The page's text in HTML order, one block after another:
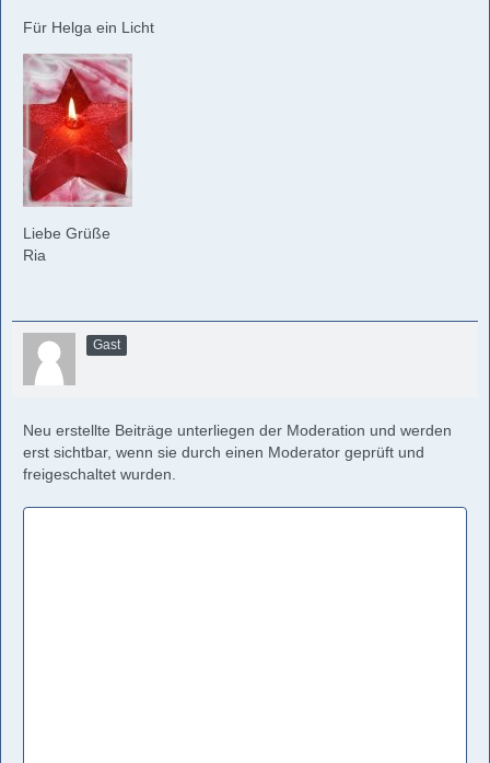
Für Helga ein Licht
Liebe Grüße
Ria
Gast
Neu erstellte Beiträge unterliegen der Moderation und werden
erst sichtbar, wenn sie durch einen Moderator geprüft und
freigeschaltet wurden.